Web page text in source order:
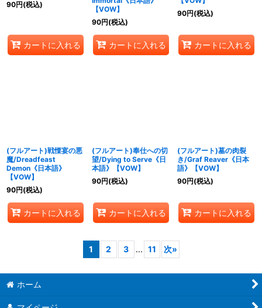
90円(税込)
カートに入れる
【VOW】
90円(税込)
カートに入れる
90円(税込)
カートに入れる
(フルアート)戦慄宴の悪
魔/Dreadfeast
Demon《日本語》
【VOW】
90円(税込)
カートに入れる
(フルアート)奉仕への切
望/Dying to Serve《日
本語》【VOW】
90円(税込)
カートに入れる
(フルアート)墓の肉裂
き/Graf Reaver《日本
語》【VOW】
90円(税込)
カートに入れる
1 2 3 ... 11 次»
ホーム